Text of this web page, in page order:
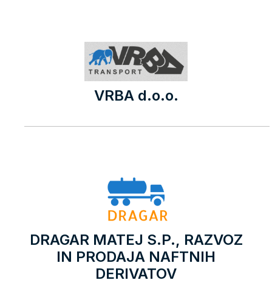
VRBA d.o.o.
DRAGAR MATEJ S.P., RAZVOZ
IN PRODAJA NAFTNIH
DERIVATOV